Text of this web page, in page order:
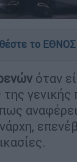
το ΕΘΝΟΣ
όταν